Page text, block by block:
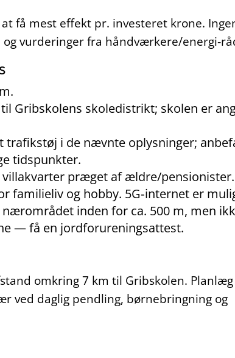
få mest effekt pr. investeret krone.
vurderinger fra håndværkere/
Gribskolens skoledistrikt; skolen er
trafikstøj i de nævnte oplysninger;
tidspunkter.
præget af ældre/
familieliv og hobby. 5G‑internet er
inden for ca. 500 m, men
— få en jordforureningsattest.
omkring 7 km til Gribskolen. Planlæg
ved daglig pendling, børnebringning og